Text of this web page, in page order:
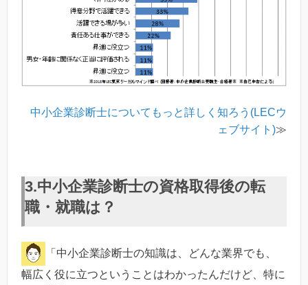
中小企業診断士についてもっと詳しく知ろう(LECウ
ェブサイト)≫
3.中小企業診断士の資格取得後の転
職・就職は？
「中小企業診断士の知識は、どんな業界でも、
幅広く役に立つということはわかったんだけど、特に